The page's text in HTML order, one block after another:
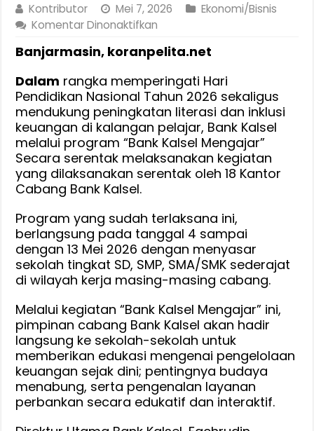
Kontributor Mei 7, 2026
Ekonomi/Bisnis
Komentar Dinonaktifkan
Kalsel
Langkah
Nyata
ajak
Pelajar
Melek
Finansial
Fachrudin
:
Ini
Bentuk
Komitmen
Bank
Pembangunan
Daerah
Banjarmasin, koranpelita.net
Dalam rangka memperingati Hari
Pendidikan Nasional Tahun 2026 sekaligus
mendukung peningkatan literasi dan inklusi
keuangan di kalangan pelajar, Bank Kalsel
melalui program “Bank Kalsel Mengajar”
Secara serentak melaksanakan kegiatan
yang dilaksanakan serentak oleh 18 Kantor
Cabang Bank Kalsel.
Program yang sudah terlaksana ini,
berlangsung pada tanggal 4 sampai
dengan 13 Mei 2026 dengan menyasar
sekolah tingkat SD, SMP, SMA/SMK sederajat
di wilayah kerja masing-masing cabang.
Melalui kegiatan “Bank Kalsel Mengajar” ini,
pimpinan cabang Bank Kalsel akan hadir
langsung ke sekolah-sekolah untuk
memberikan edukasi mengenai pengelolaan
keuangan sejak dini; pentingnya budaya
menabung, serta pengenalan layanan
perbankan secara edukatif dan interaktif.